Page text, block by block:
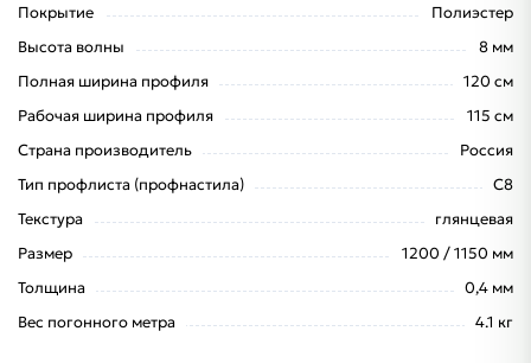
Покрытие
Полиэстер
Высота волны
8 мм
Полная ширина профиля
120 см
Рабочая ширина профиля
115 см
Страна производитель
Россия
Тип профлиста (профнастила)
С8
Текстура
глянцевая
Размер
1200 / 1150 мм
Толщина
0,4 мм
Вес погонного метра
4.1 кг